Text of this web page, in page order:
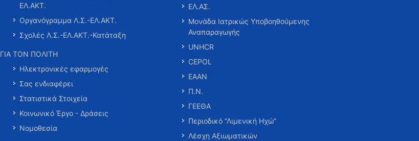
ΕΛ.ΑΚΤ.
Οργανόγραμμα Λ.Σ.-ΕΛ.ΑΚΤ.
Σχολές Λ.Σ.-ΕΛ.ΑΚΤ.-Κατάταξη
ΓΙΑ ΤΟΝ ΠΟΛΙΤΗ
Ηλεκτρονικές εφαρμογές
Σας ενδιαφέρει
Στατιστικά Στοιχεία
Κοινωνικό Έργο - Δράσεις
Νομοθεσία
ΕΛ.ΑΣ.
Μονάδα Ιατρικώς Υποβοηθούμενης
Αναπαραγωγής
UNHCR
CEPOL
ΕΑΑΝ
Π.Ν.
ΓΕΕΘΑ
Περιοδικό “Λιμενική Ηχώ”
Λέσχη Αξιωματικών